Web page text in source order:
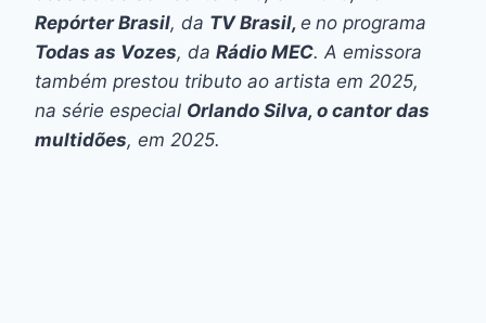
Repórter Brasil, da TV Brasil, e no programa
Todas as Vozes, da Rádio MEC. A emissora
também prestou tributo ao artista em 2025,
na série especial Orlando Silva, o cantor das
multidões, em 2025.